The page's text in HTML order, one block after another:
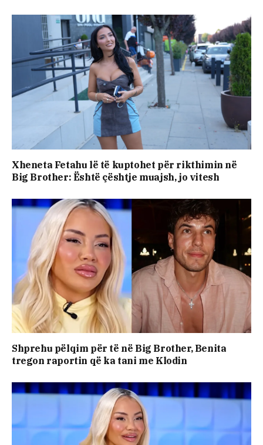
Xheneta Fetahu lë të kuptohet për rikthimin në
Big Brother: Është çështje muajsh, jo vitesh
Shprehu pëlqim për të në Big Brother, Benita
tregon raportin që ka tani me Klodin